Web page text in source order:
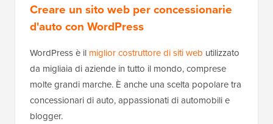
Creare un sito web per concessionarie
d'auto con WordPress
WordPress è il miglior costruttore di siti web utilizzato
da migliaia di aziende in tutto il mondo, comprese
molte grandi marche. È anche una scelta popolare tra
concessionari di auto, appassionati di automobili e
blogger.